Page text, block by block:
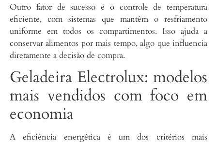
Outro fator de sucesso é o controle de temperatura
eficiente, com sistemas que mantêm o resfriamento
uniforme em todos os compartimentos. Isso ajuda a
conservar alimentos por mais tempo, algo que influencia
diretamente a decisão de compra.
Geladeira Electrolux: modelos
mais vendidos com foco em
economia
A eficiência energética é um dos critérios mais